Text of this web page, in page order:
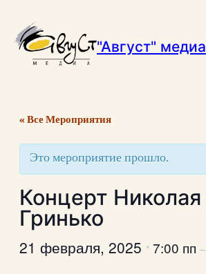
"Август" медиа
« Все Мероприятия
Это мероприятие прошло.
Концерт Николая
Гринько
21 февраля, 2025 * 7:00 пп –